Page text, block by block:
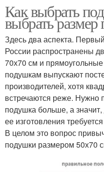
Как выбрать
выбрать
Здесь два аспекта.
России распространены
70х70 см и
подушкам выпускают
производителей, хотя
встречаются реже. Нужно
подушка больше, а
ее изготовления
В целом это вопрос
подушки размером 50х70